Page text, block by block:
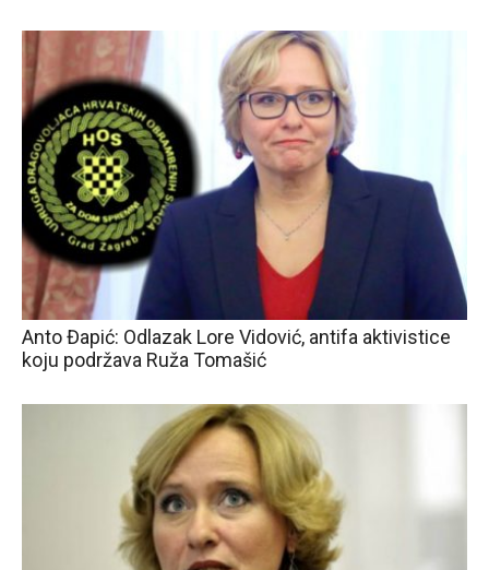
Anto Đapić: Odlazak Lore Vidović, antifa aktivistice
koju podržava Ruža Tomašić